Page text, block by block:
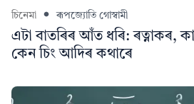
চিনেমা ৰূপজ্যোতি গোস্বামী
এটা বাতৰিৰ আঁত ধৰি: ৰত্নাকৰ,
কেন চিং আদিৰ কথাৰে